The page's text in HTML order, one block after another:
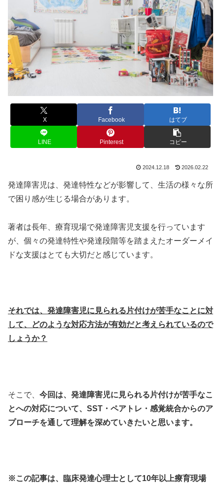
X Facebook はてブ
LINE Pinterest コピー
2024.12.18 2026.02.22
発達障害児は、発達特性などが影響して、生活の様々な所
で困り感が生じる場合があります。
著者は長年、療育現場で発達障害児支援を行っています
が、個々の発達特性や発達段階等を踏まえたオーダーメイ
ドな支援はとても大切だと感じています。
それでは、発達障害児に見られる片付けが苦手なことに対
して、どのような対応方法が有効だと考えられているので
しょうか？
そこで、 今回は、発達障害児に見られる片付けが苦手なこ
とへの対応について、SST・ペアトレ・感覚統合からのア
プローチを通して理解を深めていきたいと思います。
※この記事は、臨床発達心理士として10年以上療育現場